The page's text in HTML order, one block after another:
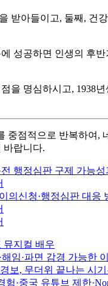
받아들이고, 둘째,
성공하면 인생의 후
명심하시고, 1938
점적으로 반복하
바랍니다.
전 행정심판 구제 가능
의신청·행정심판 대응
뮤지컬 배우
임·파면 감경 가능한
, 무더위 끝나는 시
·중국 유튜브 제한